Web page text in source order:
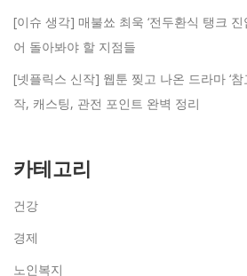
[이슈 생각] 매불쑈 최욱 ‘전두환식 탱크 진
어 돌아봐야 할 지점들
[넷플릭스 신작] 웹툰 찢고 나온 드라마 ‘참
작, 캐스팅, 관전 포인트 완벽 정리
카테고리
건강
경제
노인복지